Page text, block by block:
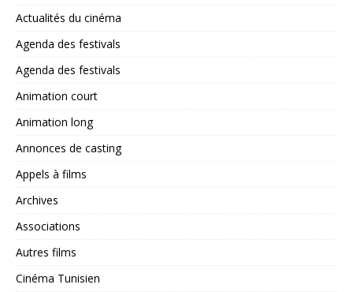
Actualités du cinéma
Agenda des festivals
Agenda des festivals
Animation court
Animation long
Annonces de casting
Appels à films
Archives
Associations
Autres films
Cinéma Tunisien